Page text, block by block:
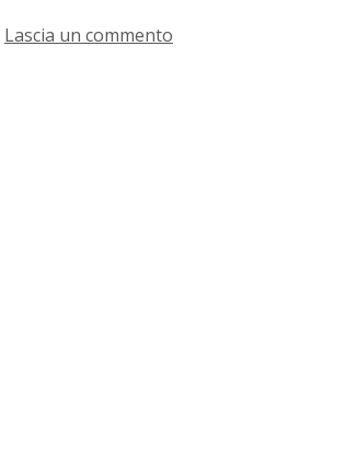
Lascia un commento